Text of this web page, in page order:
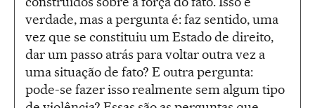
verdade, mas a pergunta é: faz sentido, uma
vez que se constituiu um Estado de direito,
dar um passo atrás para voltar outra vez a
uma situação de fato? E outra pergunta:
pode-se fazer isso realmente sem algum tipo